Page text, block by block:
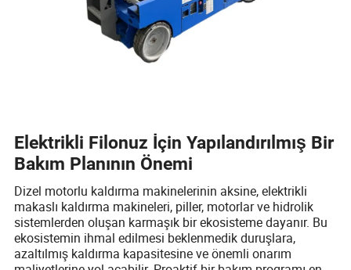
Elektrikli Filonuz İçin Yapılandırılmış Bir
Bakım Planının Önemi
Dizel motorlu kaldırma makinelerinin aksine, elektrikli
makaslı kaldırma makineleri, piller, motorlar ve hidrolik
sistemlerden oluşan karmaşık bir ekosisteme dayanır. Bu
ekosistemin ihmal edilmesi beklenmedik duruşlara,
azaltılmış kaldırma kapasitesine ve önemli onarım